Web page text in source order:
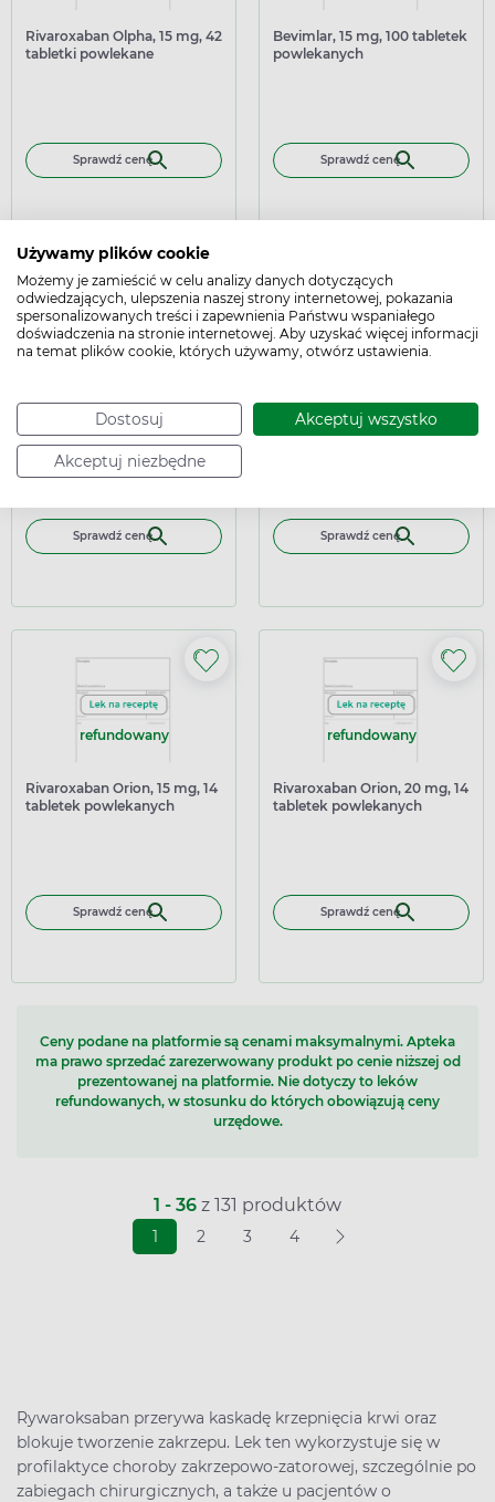
Używamy plików cookie
Możemy je zamieścić w celu analizy danych dotyczących
odwiedzających, ulepszenia naszej strony internetowej, pokazania
spersonalizowanych treści i zapewnienia Państwu wspaniałego
doświadczenia na stronie internetowej. Aby uzyskać więcej informacji
na temat plików cookie, których używamy, otwórz ustawienia.
Dostosuj Akceptuj wszystko
Akceptuj niezbędne
Rivaroxaban Olpha, 15 mg, 42
tabletki powlekane
Sprawdź cenę
Bevimlar, 15 mg, 100 tabletek
powlekanych
Sprawdź cenę
refundowany
Rivaroxaban Olpha, 20 mg,
28 tabletek powlekanych
Sprawdź cenę
refundowany
Rivaroxaban Orion, 20 mg,
28 tabletek powlekanych
Sprawdź cenę
refundowany
Rivaroxaban Orion, 15 mg, 14
tabletek powlekanych
Sprawdź cenę
refundowany
Rivaroxaban Orion, 20 mg, 14
tabletek powlekanych
Sprawdź cenę
Ceny podane na platformie są cenami maksymalnymi. Apteka
ma prawo sprzedać zarezerwowany produkt po cenie niższej od
prezentowanej na platformie. Nie dotyczy to leków
refundowanych, w stosunku do których obowiązują ceny
urzędowe.
1 - 36 z 131 produktów
1 2 3 4
Rywaroksaban przerywa kaskadę krzepnięcia krwi oraz
blokuje tworzenie zakrzepu. Lek ten wykorzystuje się w
profilaktyce choroby zakrzepowo-zatorowej, szczególnie po
zabiegach chirurgicznych, a także u pacjentów o